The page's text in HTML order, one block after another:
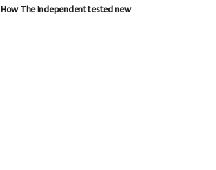
How The Independent tested new